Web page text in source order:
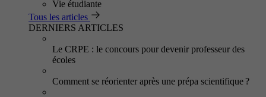
Vie étudiante
Tous les articles
DERNIERS ARTICLES
Le CRPE : le concours pour devenir professeur des
écoles
Comment se réorienter après une prépa scientifique ?